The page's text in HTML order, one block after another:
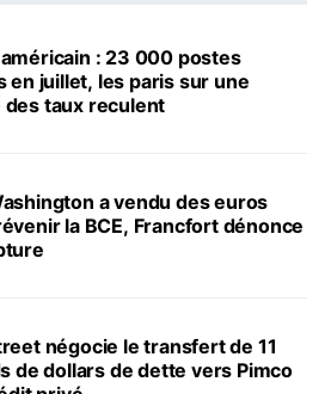
: 23 000 postes
en juillet, les paris sur une
des taux reculent
a vendu des euros
la BCE, Francfort dénonce
négocie le transfert de 11
de dollars de dette vers Pimco